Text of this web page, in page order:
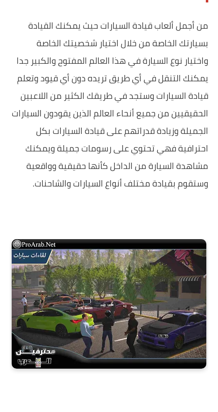
من أجمل ألعاب قيادة السيارات حيث يمكنك القيادة
بسيارتك الخاصة من خلال اختيار شخصيتك الخاصة
واختيار نوع السيارة في هذا العالم المفتوح والكبير جدا
يمكنك التنقل في أي طريق تريده دون أي قيود وتعلم
قيادة السيارات وستجد في طريقك الكثير من اللاعبين
الحقيقيين من جميع أنحاء العالم الذين يقودون السيارات
الجميلة وزيادة قدراتهم على قيادة السيارات بكل
احترافية فهي تحتوي على رسومات جميلة ويمكنك
مشاهدة السيارة من الداخل كأنها حقيقية وواقعية
وستقوم بقيادة مختلف أنواع السيارات والشاحنات.